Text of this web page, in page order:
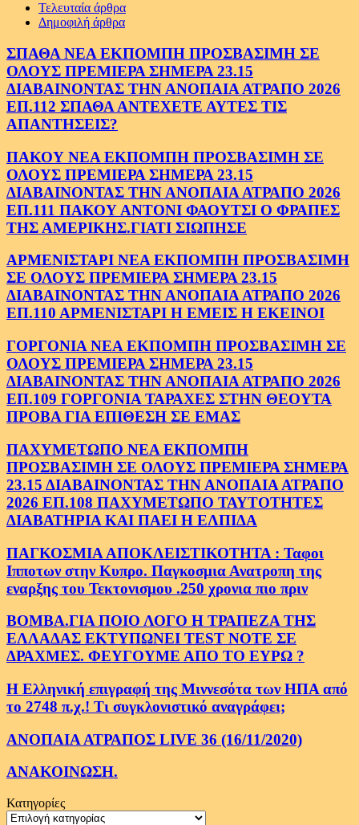
Τελευταία άρθρα
Δημοφιλή άρθρα
ΣΠΑΘΑ ΝΕΑ ΕΚΠΟΜΠΗ ΠΡΟΣΒΑΣΙΜΗ ΣΕ
ΟΛΟΥΣ ΠΡΕΜΙΕΡΑ ΣΗΜΕΡΑ 23.15
ΔΙΑΒΑΙΝΟΝΤΑΣ ΤΗΝ ΑΝΟΠΑΙΑ ΑΤΡΑΠΟ 2026
ΕΠ.112 ΣΠΑΘΑ ΑΝΤΕΧΕΤΕ ΑΥΤΕΣ ΤΙΣ
ΑΠΑΝΤΗΣΕΙΣ?
ΠΑΚΟΥ ΝΕΑ ΕΚΠΟΜΠΗ ΠΡΟΣΒΑΣΙΜΗ ΣΕ
ΟΛΟΥΣ ΠΡΕΜΙΕΡΑ ΣΗΜΕΡΑ 23.15
ΔΙΑΒΑΙΝΟΝΤΑΣ ΤΗΝ ΑΝΟΠΑΙΑ ΑΤΡΑΠΟ 2026
ΕΠ.111 ΠΑΚΟΥ ΑΝΤΟΝΙ ΦΑΟΥΤΣΙ Ο ΦΡΑΠΕΣ
ΤΗΣ ΑΜΕΡΙΚΗΣ.ΓΙΑΤΙ ΣΙΩΠΗΣΕ
ΑΡΜΕΝΙΣΤΑΡΙ ΝΕΑ ΕΚΠΟΜΠΗ ΠΡΟΣΒΑΣΙΜΗ
ΣΕ ΟΛΟΥΣ ΠΡΕΜΙΕΡΑ ΣΗΜΕΡΑ 23.15
ΔΙΑΒΑΙΝΟΝΤΑΣ ΤΗΝ ΑΝΟΠΑΙΑ ΑΤΡΑΠΟ 2026
ΕΠ.110 ΑΡΜΕΝΙΣΤΑΡΙ Η ΕΜΕΙΣ Η ΕΚΕΙΝΟΙ
ΓΟΡΓΟΝΙΑ ΝΕΑ ΕΚΠΟΜΠΗ ΠΡΟΣΒΑΣΙΜΗ ΣΕ
ΟΛΟΥΣ ΠΡΕΜΙΕΡΑ ΣΗΜΕΡΑ 23.15
ΔΙΑΒΑΙΝΟΝΤΑΣ ΤΗΝ ΑΝΟΠΑΙΑ ΑΤΡΑΠΟ 2026
ΕΠ.109 ΓΟΡΓΟΝΙΑ ΤΑΡΑΧΕΣ ΣΤΗΝ ΘΕΟΥΤΑ
ΠΡΟΒΑ ΓΙΑ ΕΠΙΘΕΣΗ ΣΕ ΕΜΑΣ
ΠΑΧΥΜΕΤΩΠΟ ΝΕΑ ΕΚΠΟΜΠΗ
ΠΡΟΣΒΑΣΙΜΗ ΣΕ ΟΛΟΥΣ ΠΡΕΜΙΕΡΑ ΣΗΜΕΡΑ
23.15 ΔΙΑΒΑΙΝΟΝΤΑΣ ΤΗΝ ΑΝΟΠΑΙΑ ΑΤΡΑΠΟ
2026 ΕΠ.108 ΠΑΧΥΜΕΤΩΠΟ ΤΑΥΤΟΤΗΤΕΣ
ΔΙΑΒΑΤΗΡΙΑ ΚΑΙ ΠΑΕΙ Η ΕΛΠΙΔΑ
ΠΑΓΚΟΣΜΙΑ ΑΠΟΚΛΕΙΣΤΙΚΟΤΗΤΑ : Ταφοι
Ιπποτων στην Κυπρο. Παγκοσμια Ανατροπη της
εναρξης του Τεκτονισμου .250 χρονια πιο πριν
ΒΟΜΒΑ.ΓΙΑ ΠΟΙΟ ΛΟΓΟ Η ΤΡΑΠΕΖΑ ΤΗΣ
ΕΛΛΑΔΑΣ ΕΚΤΥΠΩΝΕΙ TEST NOTE ΣΕ
ΔΡΑΧΜΕΣ. ΦΕΥΓΟΥΜΕ ΑΠΟ ΤΟ ΕΥΡΩ ?
Η Ελληνική επιγραφή της Μιννεσότα των ΗΠΑ από
το 2748 π.χ.! Τι συγκλονιστικό αναγράφει;
ΑΝΟΠΑΙΑ ΑΤΡΑΠΟΣ LIVE 36 (16/11/2020)
ΑΝΑΚΟΙΝΩΣΗ.
Κατηγορίες
Κατηγορίες